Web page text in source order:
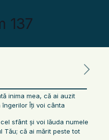
137
inima mea, că ai auzit
Îţi voi cânta
sfânt şi voi lăuda numele
Tău; că ai mărit peste tot